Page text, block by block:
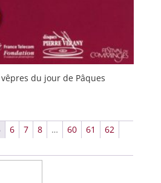
du jour de Pâques
6 7 8 … 60 61
62